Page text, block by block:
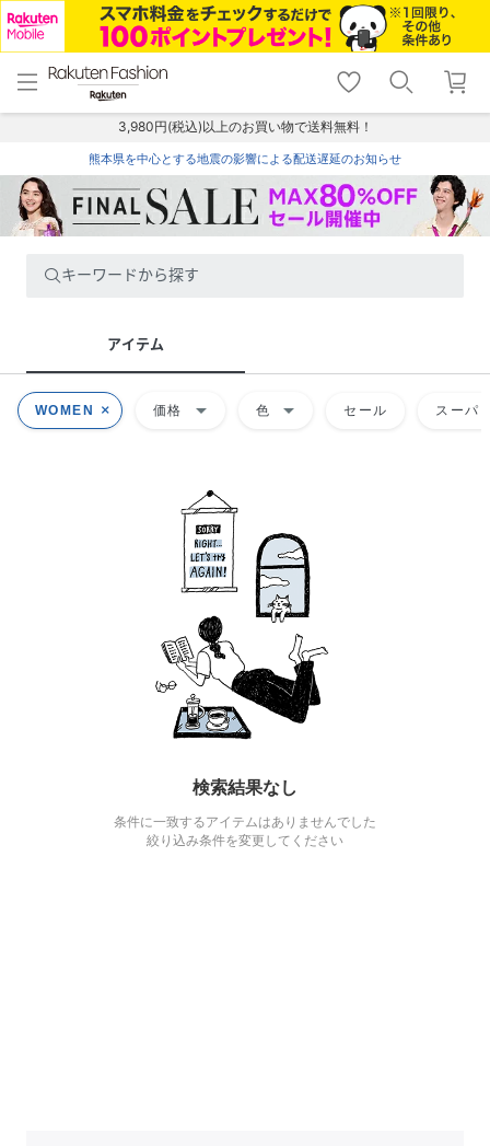
menu home
トップ
shopping_cart lock_outline
ログイン
3,980円(税込)以上のお買い物で送料無料！
熊本県を中心とする地震の影響による配送遅延のお知らせ
キーワードから探す
アイテム
WOMEN 価格 arrow_drop_down 色 arrow_drop_down セール スーパ
検索結果なし
条件に一致するアイテムはありませんでした
絞り込み条件を変更してください